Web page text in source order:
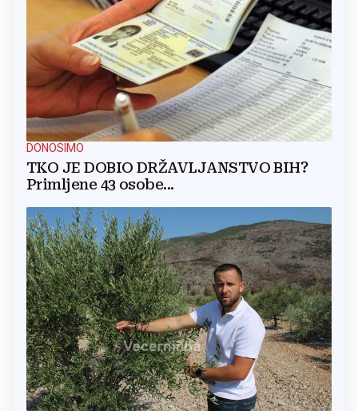
DONOSIMO
TKO JE DOBIO DRŽAVLJANSTVO BIH?
Primljene 43 osobe...